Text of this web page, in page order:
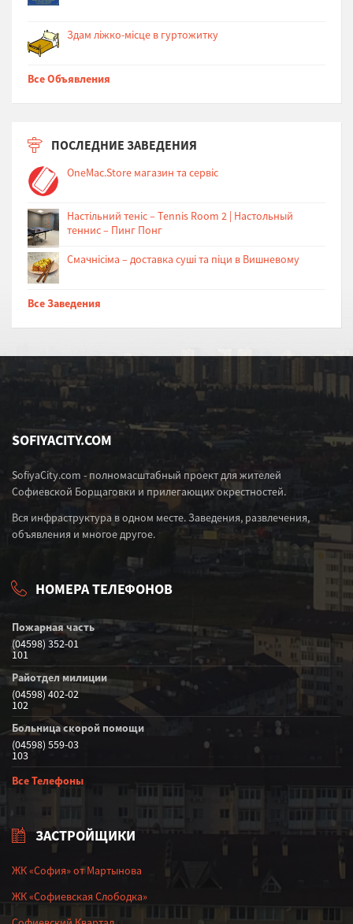
Здам ліжко-місце в гуртожитку
Все Объявления
ПОСЛЕДНИЕ ЗАВЕДЕНИЯ
OneMac.Store магазин та сервіс
Настільний теніс – Tennis Room 2 | Настольный
теннис – Пинг Понг
Cмачнісіма – доставка суші та піци в Вишневому
Все Заведения
SOFIYACITY.COM
SofiyaCity.com - полномасштабный проект для жителей
Софиевской Борщаговки и прилегающих окрестностей.
Вся инфраструктура в одном месте. Заведения, развлечения,
объявления и многое другое.
НОМЕРА ТЕЛЕФОНОВ
Пожарная часть
(04598) 352-01
101
Райотдел милиции
(04598) 402-02
102
Больница скорой помощи
(04598) 559-03
103
Все Телефоны
ЗАСТРОЙЩИКИ
ЖК «София» от Мартынова
ЖК «Софиевская Слободка»